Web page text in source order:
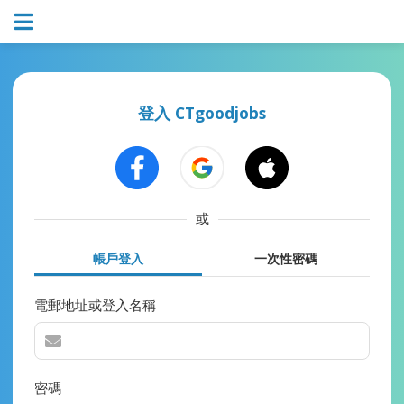
登入 CTgoodjobs
或
帳戶登入 一次性密碼
電郵地址或登入名稱
密碼